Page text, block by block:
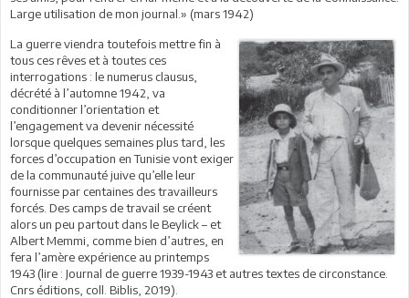
Large utilisation de mon journal.» (mars 1942)
La guerre viendra toutefois mettre fin à
tous ces rêves et à toutes ces
interrogations : le numerus clausus,
décrété à l’automne 1942, va
conditionner l’orientation et
l’engagement va devenir nécessité
lorsque quelques semaines plus tard, les
forces d’occupation en Tunisie vont exiger
de la communauté juive qu’elle leur
fournisse par centaines des travailleurs
forcés. Des camps de travail se créent
alors un peu partout dans le Beylick – et
Albert Memmi, comme bien d’autres, en
fera l’amère expérience au printemps
1943 (lire : Journal de guerre 1939-1943 et autres textes de circonstance.
Cnrs éditions, coll. Biblis, 2019).